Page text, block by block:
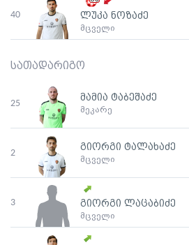
40 ლუკა ნოზაძე
მცველი
სათადარიგო
25
მამია ტაბეშაძე
მეკარე
2
გიორგი ტალახაძე
მცველი
3 გიორგი ლაცაბიძე
მცველი